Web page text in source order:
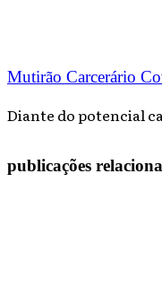
Mutirão Carcerário
Diante do potencial
publicações